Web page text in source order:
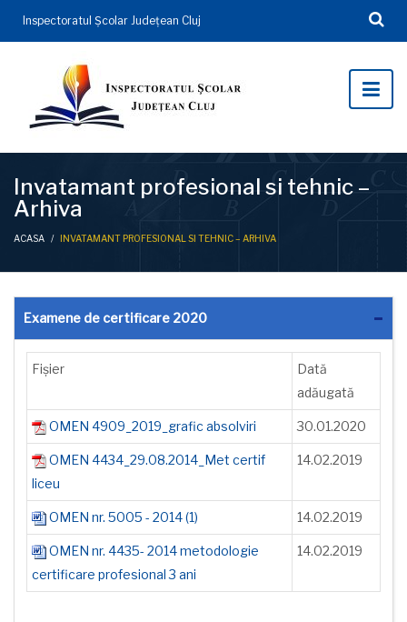
Inspectoratul Şcolar Județean Cluj
Invatamant profesional si tehnic –
Arhiva
ACASA / INVATAMANT PROFESIONAL SI TEHNIC – ARHIVA
Examene de certificare 2020
Fișier
Dată
adăugată
OMEN 4909_2019_grafic absolviri 30.01.2020
OMEN 4434_29.08.2014_Met certif
liceu
14.02.2019
OMEN nr. 5005 - 2014 (1) 14.02.2019
OMEN nr. 4435- 2014 metodologie
certificare profesional 3 ani
14.02.2019